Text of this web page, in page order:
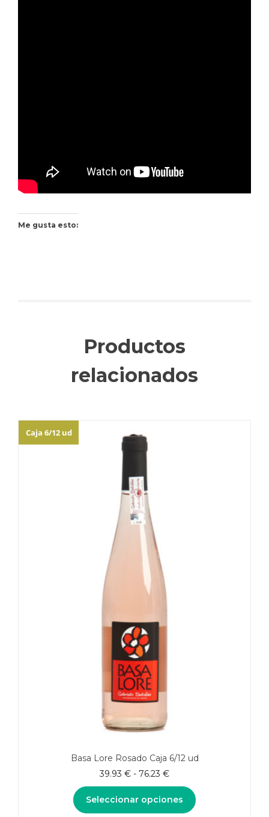
Me gusta esto:
Productos
relacionados
Caja 6/12 ud
Basa Lore Rosado Caja 6/12 ud
39.93 € - 76.23 €Rango
de
precios:
desde
Seleccionar opciones